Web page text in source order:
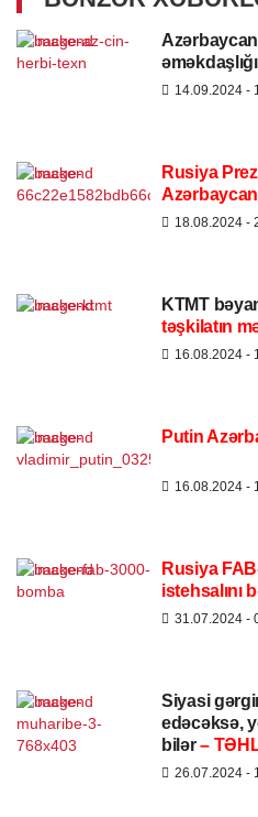
14.09.2024 -
Rusiya
18.08.2024 -
KTMT
təşkilatın
16.08.2024 -
Putin
16.08.2024 -
Rusiya
istehsalını
31.07.2024 -
Siyasi
edəcəksə,
bilər–
26.07.2024 -